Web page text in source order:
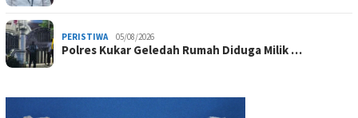
PERISTIWA 05/08/2026
Polres Kukar Geledah Rumah Diduga Milik …